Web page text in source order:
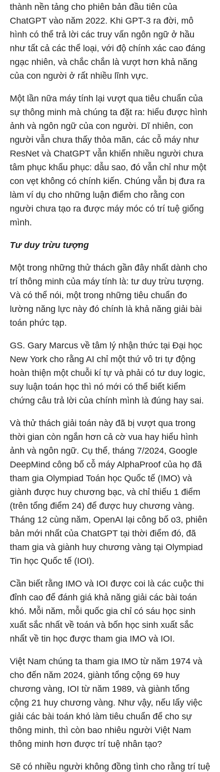
thành nền tảng cho phiên bản đầu tiên của
ChatGPT vào năm 2022. Khi GPT-3 ra đời, mô
hình có thể trả lời các truy vấn ngôn ngữ ở hầu
như tất cả các thể loại, với độ chính xác cao đáng
ngạc nhiên, và chắc chắn là vượt hơn khả năng
của con người ở rất nhiều lĩnh vực.
Một lần nữa máy tính lại vượt qua tiêu chuẩn của
sự thông minh mà chúng ta đặt ra: hiểu được hình
ảnh và ngôn ngữ của con người. Dĩ nhiên, con
người vẫn chưa thấy thỏa mãn, các cỗ máy như
ResNet và ChatGPT vẫn khiến nhiều người chưa
tâm phục khẩu phục: dẫu sao, đó vẫn chỉ như một
con vẹt không có chính kiến. Chúng vẫn bị đưa ra
làm ví dụ cho những luận điểm cho rằng con
người chưa tạo ra được máy móc có trí tuệ giống
mình.
Tư duy trừu tượng
Một trong những thử thách gần đây nhất dành cho
trí thông minh của máy tính là: tư duy trừu tượng.
Và có thể nói, một trong những tiêu chuẩn đo
lường năng lực này đó chính là khả năng giải bài
toán phức tạp.
GS. Gary Marcus về tâm lý nhận thức tại Đại học
New York cho rằng AI chỉ một thứ vô tri tự động
hoàn thiện một chuỗi kí tự và phải có tư duy logic,
suy luận toán học thì nó mới có thể biết kiểm
chứng câu trả lời của chính mình là đúng hay sai.
Và thử thách giải toán này đã bị vượt qua trong
thời gian còn ngắn hơn cả cờ vua hay hiểu hình
ảnh và ngôn ngữ. Cụ thể, tháng 7/2024, Google
DeepMind công bố cỗ máy AlphaProof của họ đã
tham gia Olympiad Toán học Quốc tế (IMO) và
giành được huy chương bạc, và chỉ thiếu 1 điểm
(trên tổng điểm 24) để được huy chương vàng.
Tháng 12 cùng năm, OpenAI lại công bố o3, phiên
bản mới nhất của ChatGPT tại thời điểm đó, đã
tham gia và giành huy chương vàng tại Olympiad
Tin học Quốc tế (IOI).
Cần biết rằng IMO và IOI được coi là các cuộc thi
đỉnh cao để đánh giá khả năng giải các bài toán
khó. Mỗi năm, mỗi quốc gia chỉ có sáu học sinh
xuất sắc nhất về toán và bốn học sinh xuất sắc
nhất về tin học được tham gia IMO và IOI.
Việt Nam chúng ta tham gia IMO từ năm 1974 và
cho đến năm 2024, giành tổng cộng 69 huy
chương vàng, IOI từ năm 1989, và giành tổng
cộng 21 huy chương vàng. Như vậy, nếu lấy việc
giải các bài toán khó làm tiêu chuẩn để cho sự
thông minh, thì còn bao nhiêu người Việt Nam
thông minh hơn được trí tuệ nhân tạo?
Sẽ có nhiều người không đồng tình cho rằng trí tuệ